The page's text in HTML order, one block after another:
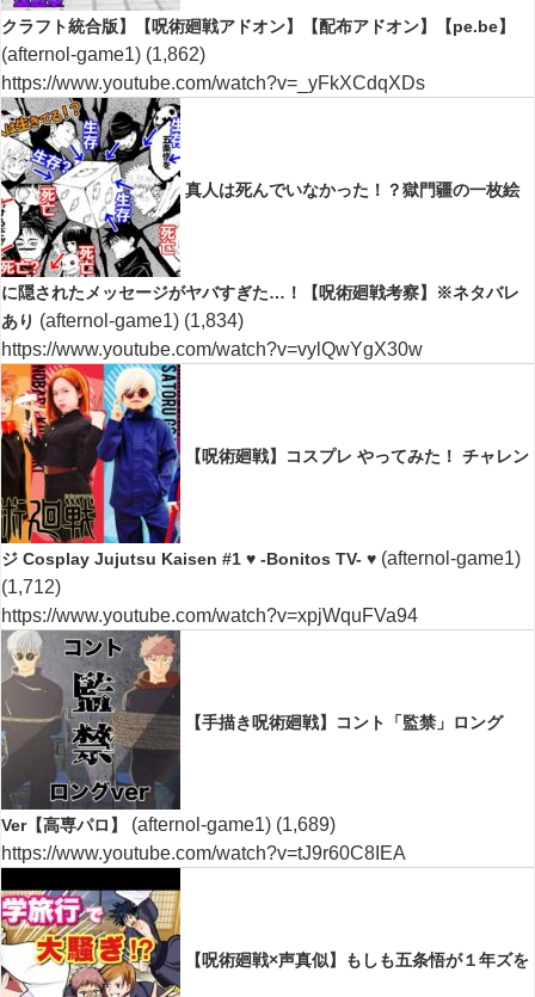
クラフト統合版】【呪術廻戦アドオン】【配布アドオン】【pe.be】
(afternol-game1) (1,862)
https://www.youtube.com/watch?v=_yFkXCdqXDs
真人は死んでいなかった！？獄門疆の一枚絵
に隠されたメッセージがヤバすぎた…！【呪術廻戦考察】※ネタバレ
あり (afternol-game1) (1,834)
https://www.youtube.com/watch?v=vylQwYgX30w
【呪術廻戦】コスプレ やってみた！ チャレン
ジ Cosplay Jujutsu Kaisen #1 ♥ -Bonitos TV- ♥ (afternol-game1)
(1,712)
https://www.youtube.com/watch?v=xpjWquFVa94
【手描き呪術廻戦】コント「監禁」ロング
Ver【高専パロ】 (afternol-game1) (1,689)
https://www.youtube.com/watch?v=tJ9r60C8IEA
【呪術廻戦×声真似】もしも五条悟が１年ズを